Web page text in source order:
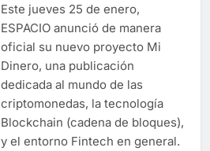
Este jueves 25 de enero,
ESPACIO anunció de manera
oficial su nuevo proyecto Mi
Dinero, una publicación
dedicada al mundo de las
criptomonedas, la tecnología
Blockchain (cadena de bloques),
y el entorno Fintech en general.